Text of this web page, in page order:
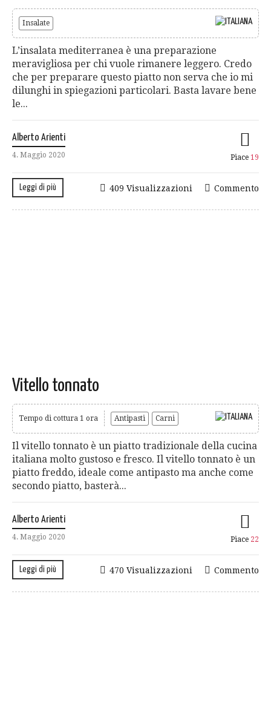
Insalate
L’insalata mediterranea è una preparazione
meravigliosa per chi vuole rimanere leggero. Credo
che per preparare questo piatto non serva che io mi
dilunghi in spiegazioni particolari. Basta lavare bene
le...
Alberto Arienti
4. Maggio 2020 Piace 19
Leggi di più Commento
409 Visualizzazioni
Vitello tonnato
Tempo di cottura 1 ora Antipasti Carni
Il vitello tonnato è un piatto tradizionale della cucina
italiana molto gustoso e fresco. Il vitello tonnato è un
piatto freddo, ideale come antipasto ma anche come
secondo piatto, basterà...
Alberto Arienti
4. Maggio 2020 Piace 22
Leggi di più Commento
470 Visualizzazioni